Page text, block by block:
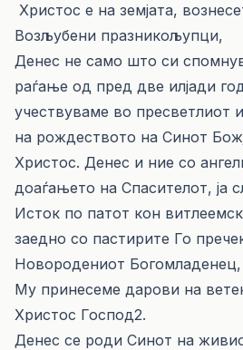
Христос е на земјата,
Возљубени празникољупци,
Денес не само што си
раѓање од пред две илјади
учествуваме во пресветлиот
на рождеството на Синот
Христос. Денес и ние со
доаѓањето на Спасителот, ја
Исток по патот кон
заедно со пастирите Го
Новородениот
Му принесеме дарови на
Христос Господ2.
Денес се роди Синот на